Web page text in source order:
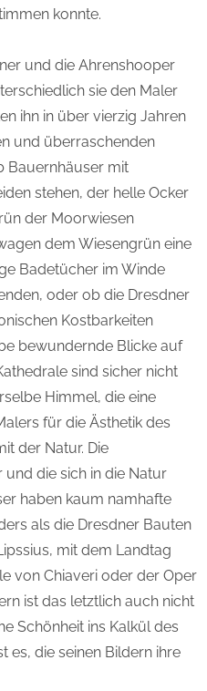
konnte.
und die Ahrenshooper
sie den Maler
ihn in über vierzig Jahren
und überraschenden
Bauernhäuser mit
stehen, der helle Ocker
der Moorwiesen
dem Wiesengrün eine
Badetücher im Winde
oder ob die Dresdner
Kostbarkeiten
bewundernde Blicke auf
sind sicher nicht
Himmel, die eine
für die Ästhetik des
der Natur. Die
die sich in die Natur
haben kaum namhafte
als die Dresdner Bauten
mit dem Landtag
von Chiaveri oder der Oper
ist das letztlich auch nicht
Schönheit ins Kalkül des
es, die seinen Bildern ihre